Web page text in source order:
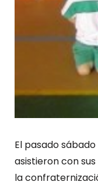
El pasado
asistieron con
la